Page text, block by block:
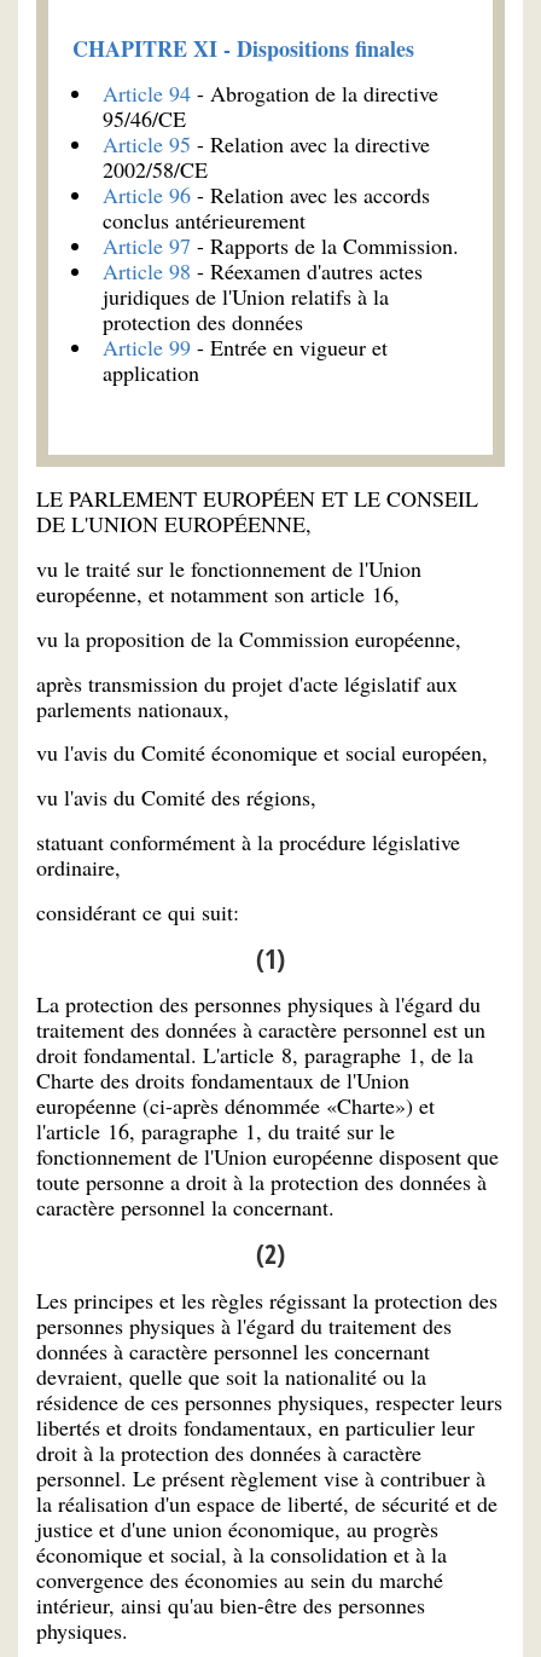
CHAPITRE XI - Dispositions finales
Article 94 - Abrogation de la directive
95/46/CE
Article 95 - Relation avec la directive
2002/58/CE
Article 96 - Relation avec les accords
conclus antérieurement
Article 97 - Rapports de la Commission.
Article 98 - Réexamen d'autres actes
juridiques de l'Union relatifs à la
protection des données
Article 99 - Entrée en vigueur et
application
LE PARLEMENT EUROPÉEN ET LE CONSEIL
DE L'UNION EUROPÉENNE,
vu le traité sur le fonctionnement de l'Union
européenne, et notamment son article 16,
vu la proposition de la Commission européenne,
après transmission du projet d'acte législatif aux
parlements nationaux,
vu l'avis du Comité économique et social européen,
vu l'avis du Comité des régions,
statuant conformément à la procédure législative
ordinaire,
considérant ce qui suit:
(1)
La protection des personnes physiques à l'égard du
traitement des données à caractère personnel est un
droit fondamental. L'article 8, paragraphe 1, de la
Charte des droits fondamentaux de l'Union
européenne (ci-après dénommée «Charte») et
l'article 16, paragraphe 1, du traité sur le
fonctionnement de l'Union européenne disposent que
toute personne a droit à la protection des données à
caractère personnel la concernant.
(2)
Les principes et les règles régissant la protection des
personnes physiques à l'égard du traitement des
données à caractère personnel les concernant
devraient, quelle que soit la nationalité ou la
résidence de ces personnes physiques, respecter leurs
libertés et droits fondamentaux, en particulier leur
droit à la protection des données à caractère
personnel. Le présent règlement vise à contribuer à
la réalisation d'un espace de liberté, de sécurité et de
justice et d'une union économique, au progrès
économique et social, à la consolidation et à la
convergence des économies au sein du marché
intérieur, ainsi qu'au bien-être des personnes
physiques.